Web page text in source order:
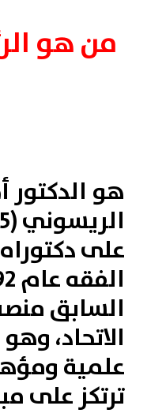
من هو
هو الدكتور
على
السابق
الاتحاد،
علمية
ترتكز على